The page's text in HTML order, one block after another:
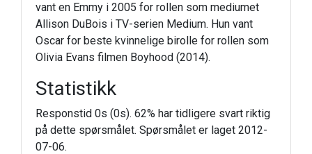
vant en Emmy i 2005 for rollen som mediumet
Allison DuBois i TV-serien Medium. Hun vant
Oscar for beste kvinnelige birolle for rollen som
Olivia Evans filmen Boyhood (2014).
Statistikk
Responstid 0s (0s). 62% har tidligere svart riktig
på dette spørsmålet. Spørsmålet er laget 2012-
07-06.